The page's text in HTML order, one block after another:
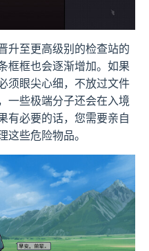
升至更高级别的检查站的
框框也会逐渐增加。如果
须眼尖心细，不放过文件
一些极端分子还会在入境
有必要的话，您需要亲自
些危险物品。